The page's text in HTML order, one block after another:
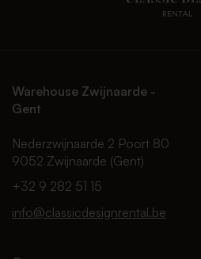
Warehouse Zwijnaarde -
Gent
Nederzwijnaarde 2 Poort 80
9052 Zwijnaarde (Gent)
+32 9 282 51 15
info@classicdesignrental.be